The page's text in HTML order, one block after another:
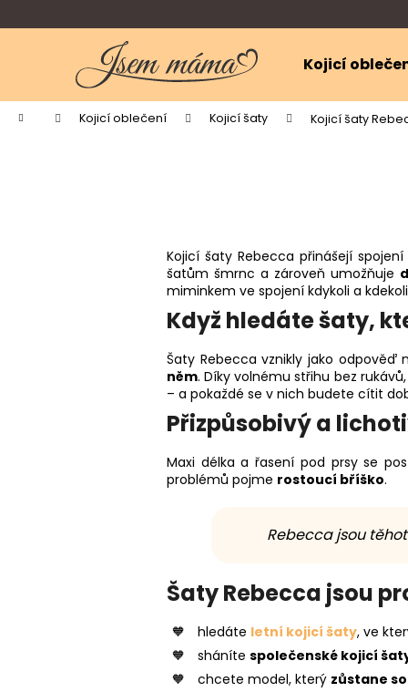
na
Kojicí
Domů Kojicí oblečení Kojicí šaty Kojicí šaty
Kojicí šaty Rebecca přinášejí spojení
šatům šmrnc a zároveň umožňuje
miminkem ve spojení kdykoli a
Když hledáte šaty,
Šaty Rebecca vznikly jako
něm. Díky volnému střihu bez
– a pokaždé se v nich budete cítit
Přizpůsobivý a
Maxi délka a řasení pod prsy se
problémů pojme rostoucí bříško.
Rebecca jsou
Šaty Rebecca jsou
hledáte letní kojicí šaty, ve
sháníte společenské kojicí
chcete model, který zůstane
o
k
obchodu
obchodu